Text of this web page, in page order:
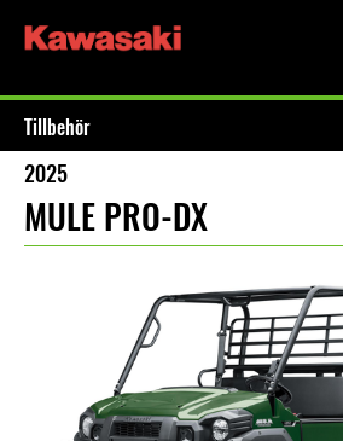
Tillbehör
2025
MULE PRO-DX